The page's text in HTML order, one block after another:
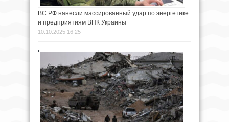
ВС РФ нанесли массированный удар по энергетике
и предприятиям ВПК Украины
10.10.2025 16:25